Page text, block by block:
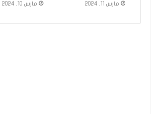
مارس 11, 2024 مارس 10, 2024